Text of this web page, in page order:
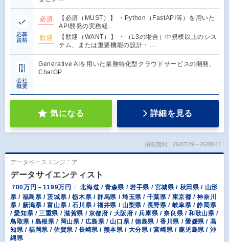
応募
資格
必須
【必須（MUST）】 ・Python（FastAPI等）を用いた
API開発の実務経…
歓迎
【歓迎（WANT）】 ・（L3の場合）中規模以上のシス
テム、または重要機能の設計・…
会社
概要
Generative AIを用いた業務特化型クラウドサービスの開発。
ChatGP…
気になる 詳細を見る
掲載期間：26/07/29～26/08/11
データベースエンジニア
データサイエンティスト
700万円～1199万円
北海道 / 青森県 / 岩手県 / 宮城県 / 秋田県 / 山形
県 / 福島県 / 茨城県 / 栃木県 / 群馬県 / 埼玉県 / 千葉県 / 東京都 / 神奈川
県 / 新潟県 / 富山県 / 石川県 / 福井県 / 山梨県 / 長野県 / 岐阜県 / 静岡県
/ 愛知県 / 三重県 / 滋賀県 / 京都府 / 大阪府 / 兵庫県 / 奈良県 / 和歌山県 /
鳥取県 / 島根県 / 岡山県 / 広島県 / 山口県 / 徳島県 / 香川県 / 愛媛県 / 高
知県 / 福岡県 / 佐賀県 / 長崎県 / 熊本県 / 大分県 / 宮崎県 / 鹿児島県 / 沖
縄県